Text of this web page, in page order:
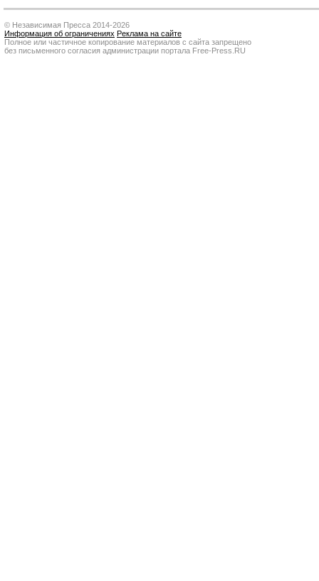
© Независимая Пресса 2014-2026
Информация об ограничениях Реклама на сайте
Полное или частичное копирование материалов с сайта запрещено
без письменного согласия администрации портала Free-Press.RU